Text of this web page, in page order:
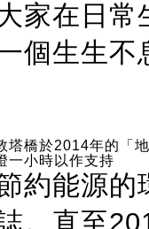
家在日
個生生不
塔橋於2014年的「
一小時以作支持
約能源
。直至